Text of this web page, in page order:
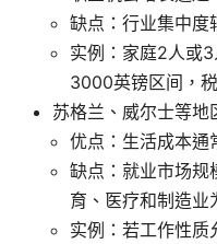
缺点：行业集中度
实例：家庭2人或
3000英镑区间，
苏格兰、威尔士等地
优点：生活成本通
缺点：就业市场规
育、医疗和制造业
实例：若工作性质